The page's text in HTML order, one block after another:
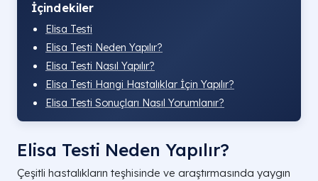
İçindekiler
​Elisa Testi
​Elisa Testi Neden Yapılır?
​Elisa Testi Nasıl Yapılır?
​Elisa Testi Hangi Hastalıklar İçin Yapılır?
​Elisa Testi Sonuçları Nasıl Yorumlanır?
​Elisa Testi Neden Yapılır?
Çeşitli hastalıkların teşhisinde ve araştırmasında yaygın